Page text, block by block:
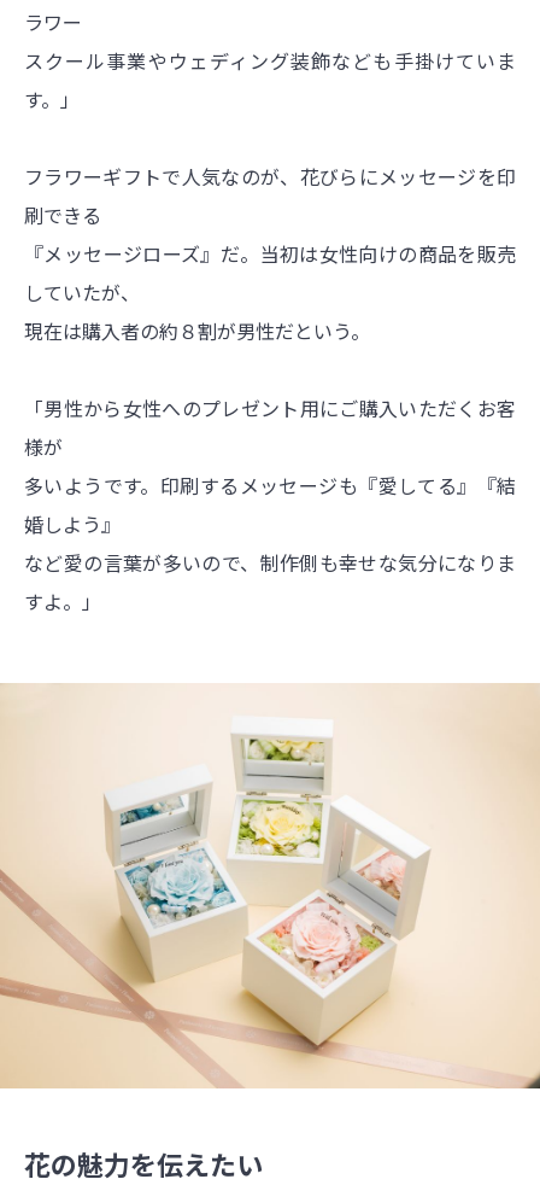
ラワー
スクール事業やウェディング装飾なども手掛けていま
す。」
フラワーギフトで人気なのが、花びらにメッセージを印
刷できる
『メッセージローズ』だ。当初は女性向けの商品を販売
していたが、
現在は購入者の約８割が男性だという。
「男性から女性へのプレゼント用にご購入いただくお客
様が
多いようです。印刷するメッセージも『愛してる』『結
婚しよう』
など愛の言葉が多いので、制作側も幸せな気分になりま
すよ。」
花の魅力を伝えたい